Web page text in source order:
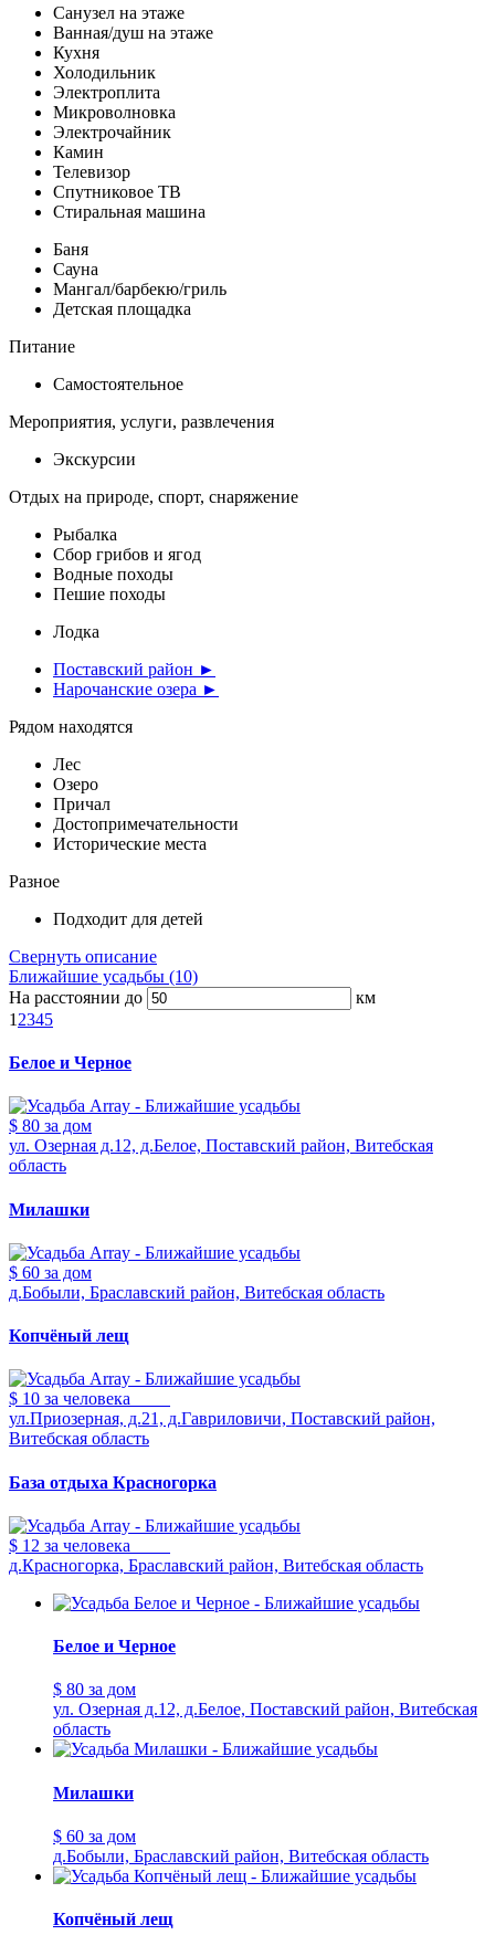
Санузел на этаже
Ванная/душ на этаже
Кухня
Холодильник
Электроплита
Микроволновка
Электрочайник
Камин
Телевизор
Спутниковое ТВ
Стиральная машина
Баня
Сауна
Мангал/барбекю/гриль
Детская площадка
Питание
Самостоятельное
Мероприятия, услуги, развлечения
Экскурсии
Отдых на природе, спорт, снаряжение
Рыбалка
Сбор грибов и ягод
Водные походы
Пешие походы
Лодка
Поставский район ►
Нарочанские озера ►
Рядом находятся
Лес
Озеро
Причал
Достопримечательности
Исторические места
Разное
Подходит для детей
Свернуть описание
Ближайшие усадьбы (10)
На расстоянии до
км
1 2345
Белое и Черное
$ 80 за дом
ул. Озерная д.12, д.Белое, Поставский район, Витебская
область
Милашки
$ 60 за дом
д.Бобыли, Браславский район, Витебская область
Копчёный лещ
$ 10 за человека
ул.Приозерная, д.21, д.Гавриловичи, Поставский район,
Витебская область
База отдыха Красногорка
$ 12 за человека
д.Красногорка, Браславский район, Витебская область
Белое и Черное
$ 80 за дом
ул. Озерная д.12, д.Белое, Поставский район, Витебская
область
Милашки
$ 60 за дом
д.Бобыли, Браславский район, Витебская область
Копчёный лещ